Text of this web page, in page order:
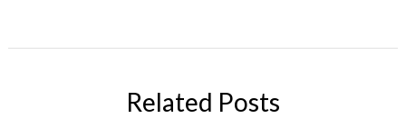
Related Posts